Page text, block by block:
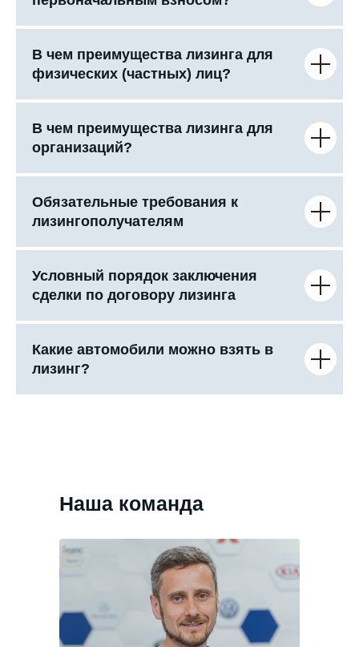
В чем преимущества лизинга для
физических (частных) лиц?
В чем преимущества лизинга для
организаций?
Обязательные требования к
лизингополучателям
Условный порядок заключения
сделки по договору лизинга
Какие автомобили можно взять в
лизинг?
Наша команда